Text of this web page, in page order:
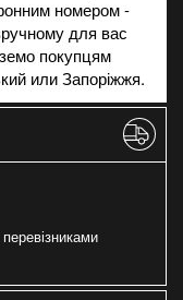
номером -
для вас
покупцям
или Запоріжжя.